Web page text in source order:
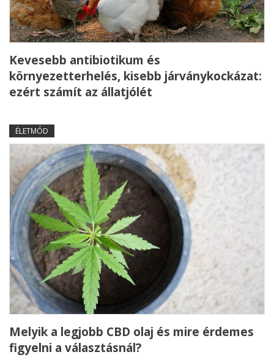
Kevesebb antibiotikum és
környezetterhelés, kisebb járványkockázat:
ezért számít az állatjólét
ÉLETMÓD
Melyik a legjobb CBD olaj és mire érdemes
figyelni a választásnál?